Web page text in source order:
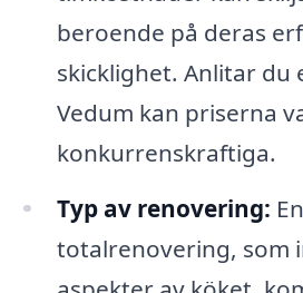
beroende på deras
skicklighet. Anlitar du
Vedum kan priserna
konkurrenskraftiga.
Typ av renovering: En
totalrenovering, som